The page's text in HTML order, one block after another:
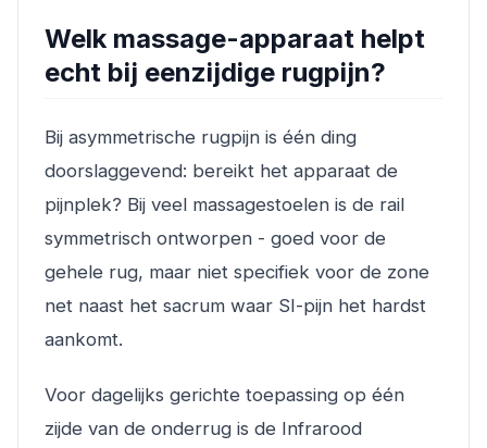
Welk massage-apparaat helpt
echt bij eenzijdige rugpijn?
Bij asymmetrische rugpijn is één ding
doorslaggevend: bereikt het apparaat de
pijnplek? Bij veel massagestoelen is de rail
symmetrisch ontworpen - goed voor de
gehele rug, maar niet specifiek voor de zone
net naast het sacrum waar SI-pijn het hardst
aankomt.
Voor dagelijks gerichte toepassing op één
zijde van de onderrug is de Infrarood